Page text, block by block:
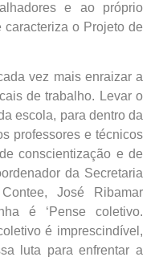
e ao próprio
o Projeto de
vez mais enraizar a
de trabalho. Levar o
escola, para dentro da
professores e técnicos
conscientização e de
da Secretaria
José Ribamar
é ‘Pense coletivo.
é imprescindível,
luta para enfrentar a